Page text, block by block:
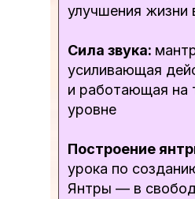
улучшения жизни
Сила звука:
усиливающая
и работающая на
уровне
Построение
урока по
Янтры — в